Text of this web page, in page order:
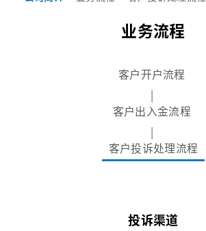
业务流程
客户开户流程
|
客户出入金流程
|
客户投诉处理流程
投诉渠道